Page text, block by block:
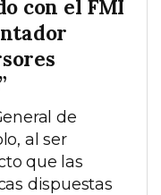
con el FMI
de
al ser
que las
dispuestas